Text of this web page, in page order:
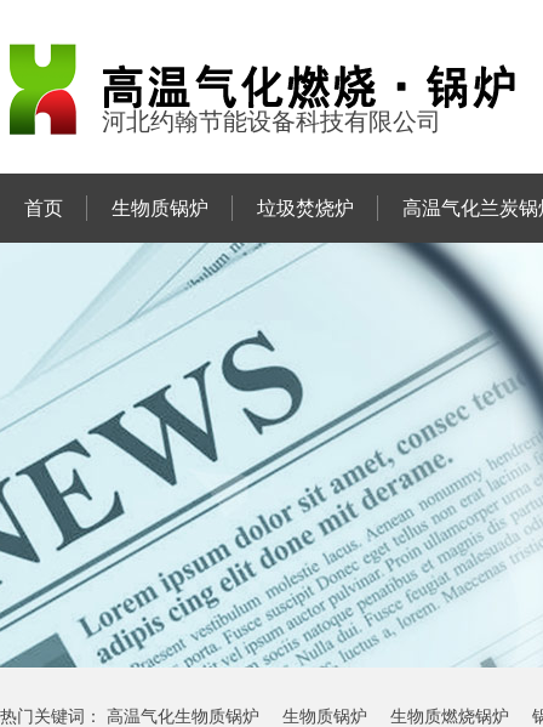
河北约翰节能设备科技有限公司
首页 生物质锅炉 垃圾焚烧炉 高温气化兰炭锅
热门关键词： 高温气化生物质锅炉 生物质锅炉 生物质燃烧锅炉